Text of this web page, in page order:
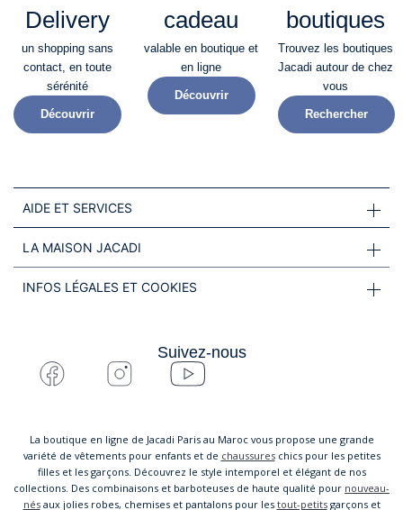
Delivery
un shopping sans
contact, en toute
sérénité​
Découvrir
cadeau
valable en boutique et
en ligne
Découvrir
boutiques
Trouvez les boutiques
Jacadi autour de chez
vous
Rechercher
AIDE ET SERVICES
LA MAISON JACADI
INFOS LÉGALES ET COOKIES
Suivez-nous
La boutique en ligne de Jacadi Paris au Maroc vous propose une grande
variété de vêtements pour enfants et de chaussureschics pour les petites
filles et les garçons. Découvrez le style intemporel et élégant de nos
collections. Des combinaisons et barboteuses de haute qualité pour nouveau-
nésaux jolies robes, chemises et pantalons pour les tout-petitsgarçons et